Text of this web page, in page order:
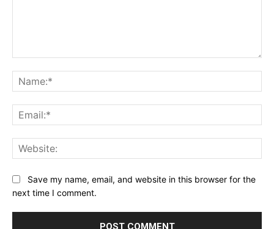
Save my name, email, and website in this browser for the
next time I comment.